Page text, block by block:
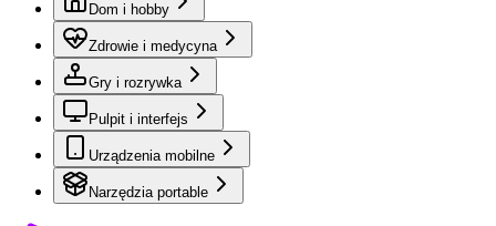
Dom i hobby
Zdrowie i medycyna
Gry i rozrywka
Pulpit i interfejs
Urządzenia mobilne
Narzędzia portable